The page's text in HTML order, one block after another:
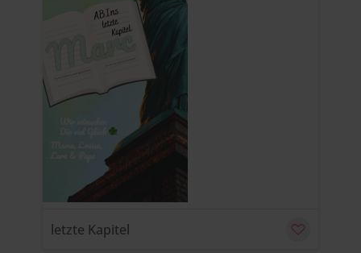
letzte Kapitel